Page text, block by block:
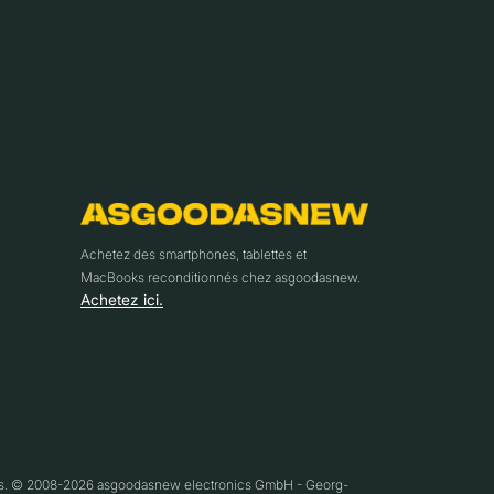
Achetez des smartphones, tablettes et
MacBooks reconditionnés chez asgoodasnew.
Achetez ici.
© 2008-2026 asgoodasnew electronics GmbH - Georg-